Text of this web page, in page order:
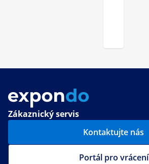
Zákaznický servis
Kontaktujte nás
Portál pro vrácení